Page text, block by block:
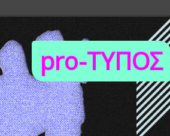
pro-TΥΠΟΣ